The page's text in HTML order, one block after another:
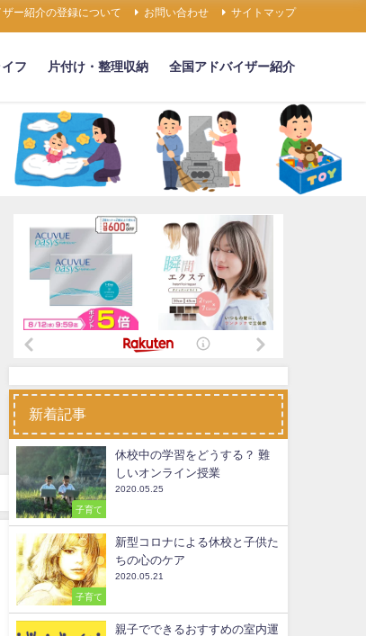
ザー紹介の登録について お問い合わせ サイトマップ
フ 片付け・整理収納 全国アドバイザー紹介
新着記事
子育て
休校中の学習をどうする？ 難
しいオンライン授業
2020.05.25
子育て
新型コロナによる休校と子供た
ちの心のケア
2020.05.21
親子でできるおすすめの室内運